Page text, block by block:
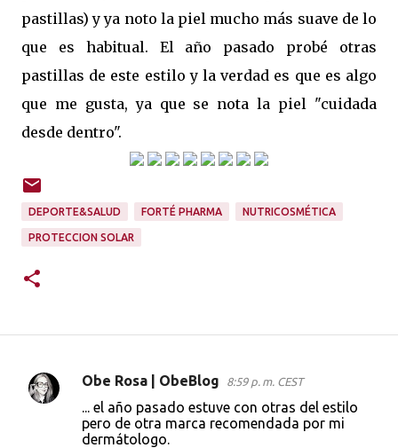
pastillas) y ya noto la piel mucho más suave de lo
que es habitual. El año pasado probé otras
pastillas de este estilo y la verdad es que es algo
que me gusta, ya que se nota la piel "cuidada
desde dentro".
DEPORTE&SALUD FORTÉ PHARMA NUTRICOSMÉTICA
PROTECCION SOLAR
C
Obe Rosa | ObeBlog 8:59 p. m. CEST
... el año pasado estuve con otras del estilo
pero de otra marca recomendada por mi
dermátologo.